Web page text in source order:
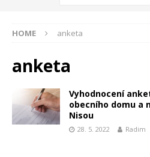
HOME anketa
anketa
Vyhodnocení
obecního domu a
Nisou
28. 5. 2022 Radim